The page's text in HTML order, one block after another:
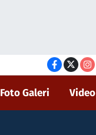
Foto Galeri Video